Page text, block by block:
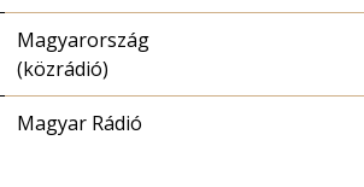
Magyarország
(közrádió)
Magyar Rádió